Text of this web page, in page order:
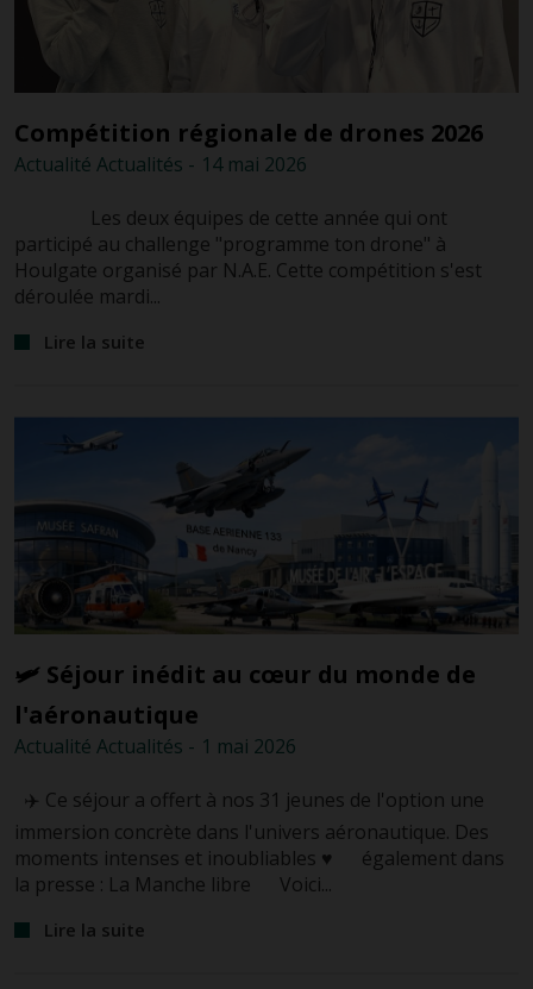
Compétition régionale de drones 2026
Actualité Actualités - 14 mai 2026
Les deux équipes de cette année qui ont
participé au challenge "programme ton drone" à
Houlgate organisé par N.A.E. Cette compétition s'est
déroulée mardi...
Lire la suite
🛩️ Séjour inédit au cœur du monde de
l'aéronautique
Actualité Actualités - 1 mai 2026
✈️ Ce séjour a offert à nos 31 jeunes de l'option une
immersion concrète dans l'univers aéronautique. Des
moments intenses et inoubliables ♥ également dans
la presse : La Manche libre Voici...
Lire la suite